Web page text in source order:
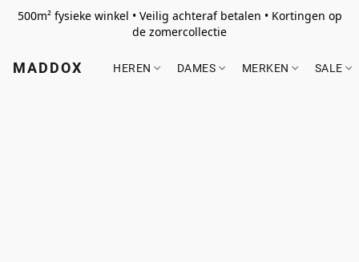
500m² fysieke winkel • Veilig achteraf betalen • Kortingen op
de zomercollectie
MADDOX HEREN DAMES MERKEN SALE